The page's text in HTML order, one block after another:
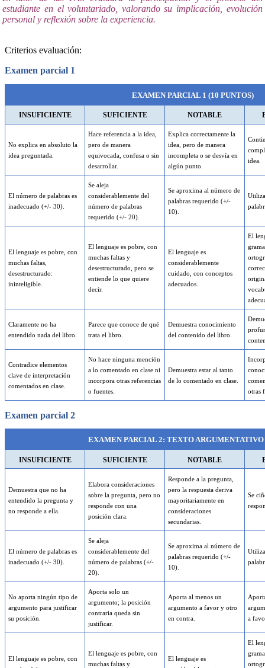
estudiante en el voluntariado, valorando su implicación, evolución
personal y reflexión sobre la experiencia.
Criterios evaluación:
Examen parcial 1
EXAMEN PARCIAL 1 (10 PUNTOS)
INSUFICIENTE SUFICIENTE NOTABLE
No explica en absoluto la
idea preguntada.
Hace referencia a la idea,
pero de manera
equivocada, confusa o sin
desarrollar.
Explica correctamente la
idea, pero de manera
incompleta o se desvía en
algún punto.
idea.
El número de palabras es
inadecuado (+/- 30).
Se aleja
considerablemente del
número de palabras
requerido (+/- 20).
Se aproxima al número de
palabras requerido (+/-
10).
El lenguaje es pobre, con
muchas faltas,
desestructurado:
ininteligible.
El lenguaje es pobre, con
muchas faltas y
desestructurado, pero se
entiende lo que quiere
decir.
El lenguaje es
considerablemente
cuidado, con conceptos
adecuados.
El
Claramente no ha
entendido nada del libro.
Parece que conoce de qué
trata el libro.
Demuestra conocimiento
del contenido del libro.
Contradice elementos
clave de interpretación
comentados en clase.
No hace ninguna mención
a lo comentado en clase ni
incorpora otras referencias
o fuentes.
Demuestra estar al tanto
de lo comentado en clase.
otras
Examen parcial 2
EXAMEN PARCIAL 2: TEXTO ARGUMENTATIVO
INSUFICIENTE SUFICIENTE NOTABLE
Demuestra que no ha
entendido la pregunta y
no responde a ella.
Elabora consideraciones
sobre la pregunta, pero no
responde con una
posición clara.
Responde a la pregunta,
pero la respuesta deriva
mayoritariamente en
consideraciones
secundarias.
Se
El número de palabras es
inadecuado (+/- 30).
Se aleja
considerablemente del
número de palabras (+/-
20).
Se aproxima al número de
palabras requerido (+/-
10).
No aporta ningún tipo de
argumento para justificar
su posición.
Aporta solo un
argumento; la posición
contraria queda sin
justificar.
Aporta al menos un
argumento a favor y otro
en contra.
a
El lenguaje es pobre, con
El lenguaje es pobre, con
muchas faltas y
El lenguaje es
El